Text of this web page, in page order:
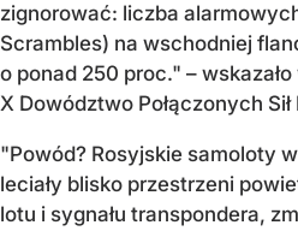
zignorować: liczba
Scrambles) na wschodniej
o ponad 250 proc." –
X Dowództwo Połączonych
"Powód? Rosyjskie samoloty
leciały blisko przestrzeni
lotu i sygnału transpondera,